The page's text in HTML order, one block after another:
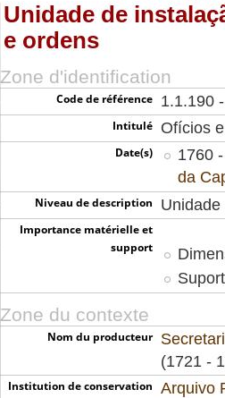
Unidade de
e ordens
Zone d'identification
Code de référence 1.1.190
Intitulé Ofícios
Date(s)
1760
da
Niveau de description
Importance matérielle et
support
Zone du contexte
Nom du producteur
(1721 -
Institution de conservation Arquivo